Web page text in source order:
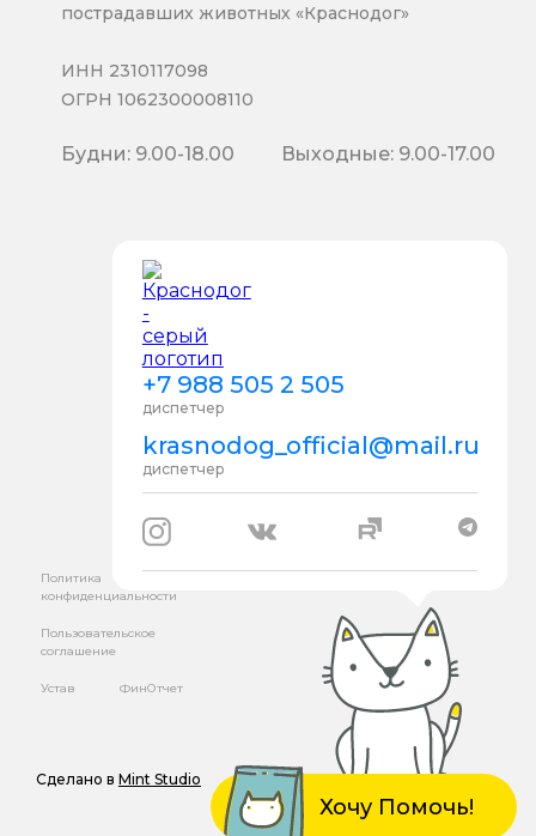
Хочу Помочь!
+7 988 505 2 505
диспетчер
krasnodog_official@mail.ru
диспетчер
пострадавших животных «Краснодог»
ИНН 2310117098
ОГРН 1062300008110
Будни: 9.00-18.00 Выходные: 9.00-17.00
Политика
конфиденциальности
Пользовательское
соглашение
Устав ФинОтчет
Сделано в Mint Studio